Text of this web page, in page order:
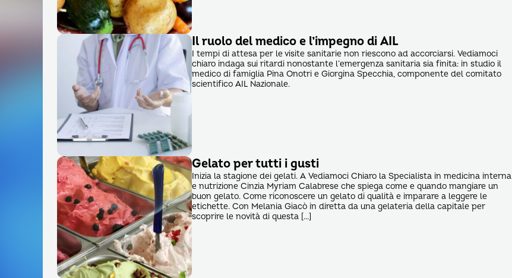
Il ruolo del medico e l’impegno di AIL
I tempi di attesa per le visite sanitarie non riescono ad accorciarsi. Vediamoci
chiaro indaga sui ritardi nonostante l’emergenza sanitaria sia finita: in studio il
medico di famiglia Pina Onotri e Giorgina Specchia, componente del comitato
scientifico AIL Nazionale.
Gelato per tutti i gusti
Inizia la stagione dei gelati. A Vediamoci Chiaro la Specialista in medicina interna
e nutrizione Cinzia Myriam Calabrese che spiega come e quando mangiare un
buon gelato. Come riconoscere un gelato di qualità e imparare a leggere le
etichette. Con Melania Giacò in diretta da una gelateria della capitale per
scoprire le novità di questa […]